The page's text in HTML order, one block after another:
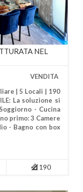
NEL
VENDITA
| 5 Locali | 190
La soluzione si
- Cucina
primo: 3 Camere
- Bagno con box
190